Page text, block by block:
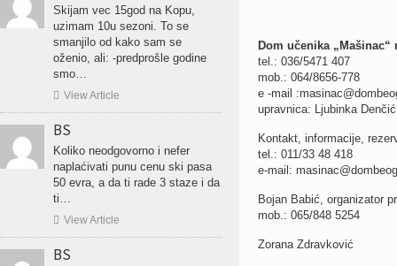
Dom učenika „Mašinac“
tel.: 036/5471 407
mob.: 064/8656-778
e -mail
upravnica: Ljubinka Denčić
Kontakt, informacije,
tel.: 011/33 48 418
e-mail:
Bojan Babić, organizator
mob.: 065/848 5254
Zorana Zdravković
Skijam vec 15god na Kopu,
uzimam 10u sezoni. To se
smanjilo od kako sam se
oženio, ali: -predprošle godine
smo…
 View Article
BS
Koliko neodgovorno i nefer
naplaćivati punu cenu ski pasa
50 evra, a da ti rade 3 staze i da
ti…
 View Article
BS